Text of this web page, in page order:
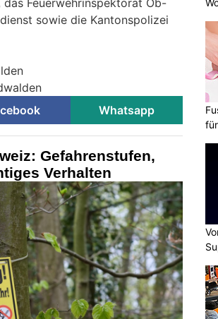
sowie die Kantonspolizei
Whatsapp
Gefahrenstufen,
Verhalten